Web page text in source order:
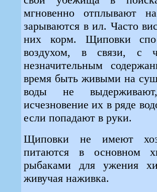
мгновенно отплывают
зарываются в ил. Часто
них корм. Щиповки
воздухом, в связи,
незначительным
время быть живыми на
воды не
исчезновение их в ряде
если попадают в руки.
Щиповки не имеют
питаются в основном
рыбаками для ужения
живучая наживка.